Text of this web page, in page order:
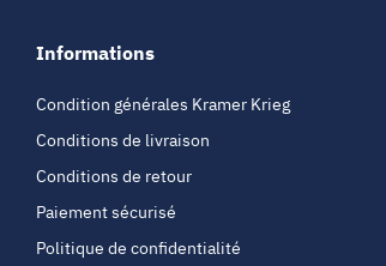
Informations
Condition générales Kramer Krieg
Conditions de livraison
Conditions de retour
Paiement sécurisé
Politique de confidentialité